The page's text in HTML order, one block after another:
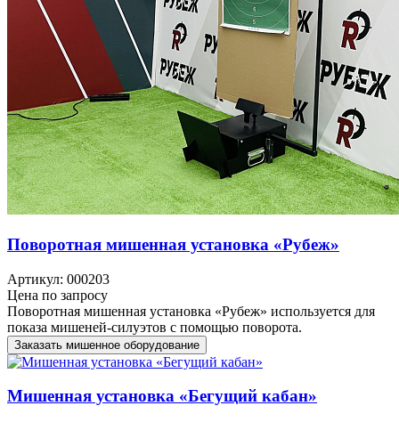
Поворотная мишенная установка «Рубеж»
Артикул: 000203
Цена по запросу
Поворотная мишенная установка «Рубеж» используется для
показа мишеней-силуэтов с помощью поворота.
Заказать мишенное оборудование
Мишенная установка «Бегущий кабан»